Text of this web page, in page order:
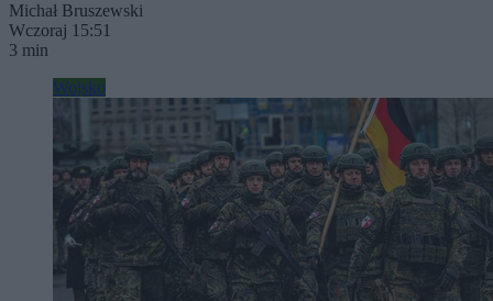
Michał Bruszewski
Wczoraj 15:51
3 min
Wojsko